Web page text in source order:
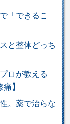
「できるこ
と整体どっち
ロが教える
】
。薬で治らな